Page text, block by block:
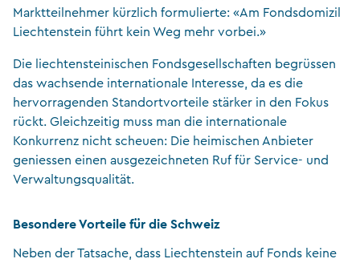
Marktteilnehmer kürzlich formulierte: «Am Fondsdomizil
Liechtenstein führt kein Weg mehr vorbei.»
Die liechtensteinischen Fondsgesellschaften begrüssen
das wachsende internationale Interesse, da es die
hervorragenden Standortvorteile stärker in den Fokus
rückt. Gleichzeitig muss man die internationale
Konkurrenz nicht scheuen: Die heimischen Anbieter
geniessen einen ausgezeichneten Ruf für Service- und
Verwaltungsqualität.
Besondere Vorteile für die Schweiz
Neben der Tatsache, dass Liechtenstein auf Fonds keine